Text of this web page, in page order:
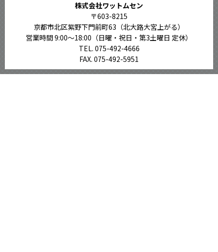
株式会社ワットムセン
〒603-8215
京都市北区紫野下門前町63（北大路大宮上がる）
営業時間 9:00〜18:00 （日曜・祝日・第3土曜日 定休）
TEL. 075-492-4666
FAX. 075-492-5951